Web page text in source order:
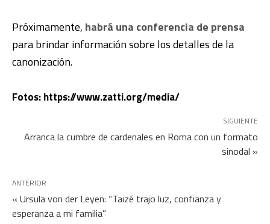
Próximamente, habrá una conferencia de prensa
para brindar información sobre los detalles de la
canonización.
Fotos: https://www.zatti.org/media/
SIGUIENTE
Arranca la cumbre de cardenales en Roma con un formato
sinodal »
ANTERIOR
« Ursula von der Leyen: “Taizé trajo luz, confianza y
esperanza a mi familia”